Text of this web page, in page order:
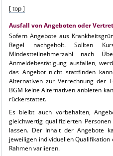
[ top ]
Ausfall von Angeboten oder
Sofern Angebote aus
Regel nachgeholt. Sollten
Mindestteilnehmerzahl nach
Anmeldebestätigung ausfallen,
das Angebot nicht stattfinden
Alternativen zur Verrechnung der
BGM keine Alternativen anbieten
rückerstattet.
Es bleibt auch vorbehalten,
gleichwertig qualifizierten
lassen. Der Inhalt der Angebote
jeweiligen individuellen
Rahmen variieren.